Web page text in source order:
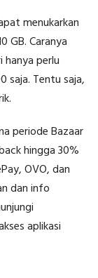
menukarkan
GB. Caranya
hanya perlu
saja. Tentu saja,
periode Bazaar
hingga 30%
OVO, dan
dan info
aplikasi